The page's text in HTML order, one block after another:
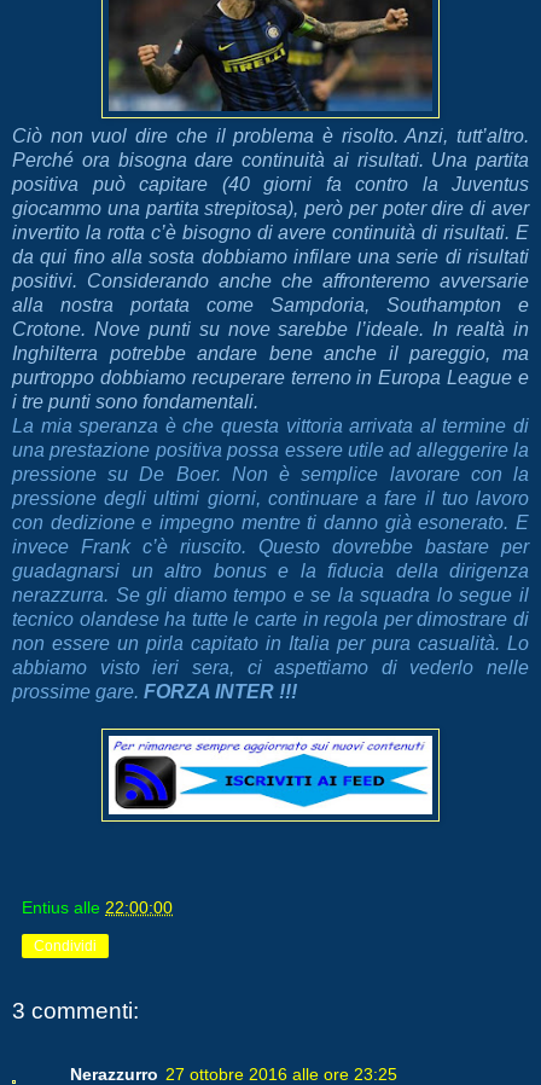
Ciò non vuol dire che il problema è risolto. Anzi, tutt’altro.
Perché ora bisogna dare continuità ai risultati. Una partita
positiva può capitare (40 giorni fa contro la Juventus
giocammo una partita strepitosa), però per poter dire di aver
invertito la rotta c’è bisogno di avere continuità di risultati. E
da qui fino alla sosta dobbiamo infilare una serie di risultati
positivi. Considerando anche che affronteremo avversarie
alla nostra portata come Sampdoria, Southampton e
Crotone. Nove punti su nove sarebbe l’ideale. In realtà in
Inghilterra potrebbe andare bene anche il pareggio, ma
purtroppo dobbiamo recuperare terreno in Europa League e
i tre punti sono fondamentali.
La mia speranza è che questa vittoria arrivata al termine di
una prestazione positiva possa essere utile ad alleggerire la
pressione su De Boer. Non è semplice lavorare con la
pressione degli ultimi giorni, continuare a fare il tuo lavoro
con dedizione e impegno mentre ti danno già esonerato. E
invece Frank c’è riuscito. Questo dovrebbe bastare per
guadagnarsi un altro bonus e la fiducia della dirigenza
nerazzurra. Se gli diamo tempo e se la squadra lo segue il
tecnico olandese ha tutte le carte in regola per dimostrare di
non essere un pirla capitato in Italia per pura casualità. Lo
abbiamo visto ieri sera, ci aspettiamo di vederlo nelle
prossime gare. FORZA INTER !!!
Entius alle 22:00:00
Condividi
3 commenti:
Nerazzurro 27 ottobre 2016 alle ore 23:25